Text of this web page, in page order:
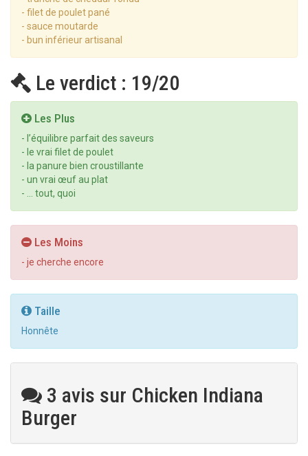
- filet de poulet pané
- sauce moutarde
- bun inférieur artisanal
Le verdict : 19/20
Les Plus
- l’équilibre parfait des saveurs
- le vrai filet de poulet
- la panure bien croustillante
- un vrai œuf au plat
- … tout, quoi
Les Moins
- je cherche encore
Taille
Honnête
3 avis sur Chicken Indiana
Burger